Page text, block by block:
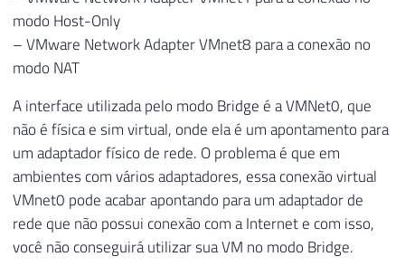
modo Host-Only
– VMware Network Adapter VMnet8 para a conexão no
modo NAT
A interface utilizada pelo modo Bridge é a VMNet0, que
não é física e sim virtual, onde ela é um apontamento para
um adaptador físico de rede. O problema é que em
ambientes com vários adaptadores, essa conexão virtual
VMnet0 pode acabar apontando para um adaptador de
rede que não possui conexão com a Internet e com isso,
você não conseguirá utilizar sua VM no modo Bridge.